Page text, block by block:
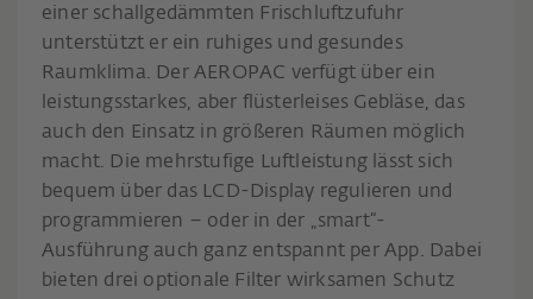
einer schallgedämmten Frischluftzufuhr
unterstützt er ein ruhiges und gesundes
Raumklima. Der AEROPAC verfügt über ein
leistungsstarkes, aber flüsterleises Gebläse, das
auch den Einsatz in größeren Räumen möglich
macht. Die mehrstufige Luftleistung lässt sich
bequem über das LCD-Display regulieren und
programmieren – oder in der „smart“-
Ausführung auch ganz entspannt per App. Dabei
bieten drei optionale Filter wirksamen Schutz